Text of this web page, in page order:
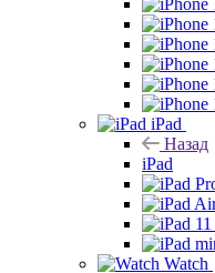
iPad
Назад
iPad
Watch